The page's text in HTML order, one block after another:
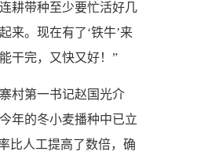
耕带种至少要忙活好几
来。现在有了‘铁牛’来
干完，又快又好！”
第一书记赵国光介
年的冬小麦播种中已立
比人工提高了数倍，确